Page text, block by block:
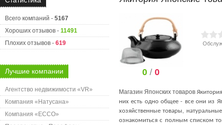
Всего компаний - 5167
Хороших отзывов - 11491
Плохих отзывов - 619
Лучшие компании
Агентство недвижимости «VR»
Компания «Натусана»
Компания «ECCO»
0 /0
Магазин Японских товаров
них есть одно общее - все они из
хозяйственные товары,
ознакомиться с полным списком